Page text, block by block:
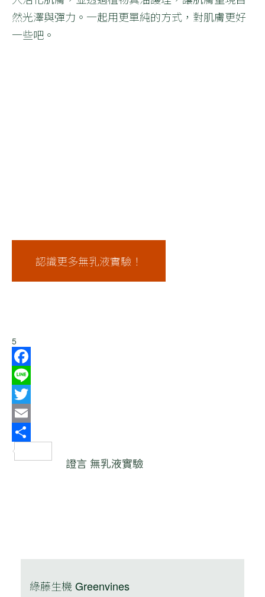
然光澤與彈力。一起用更單純的方式，對肌膚更好
一些吧。
認識更多無乳液實驗！
5
Facebook
Line
Twitter
Email
證言 無乳液實驗
綠藤生機 Greenvines